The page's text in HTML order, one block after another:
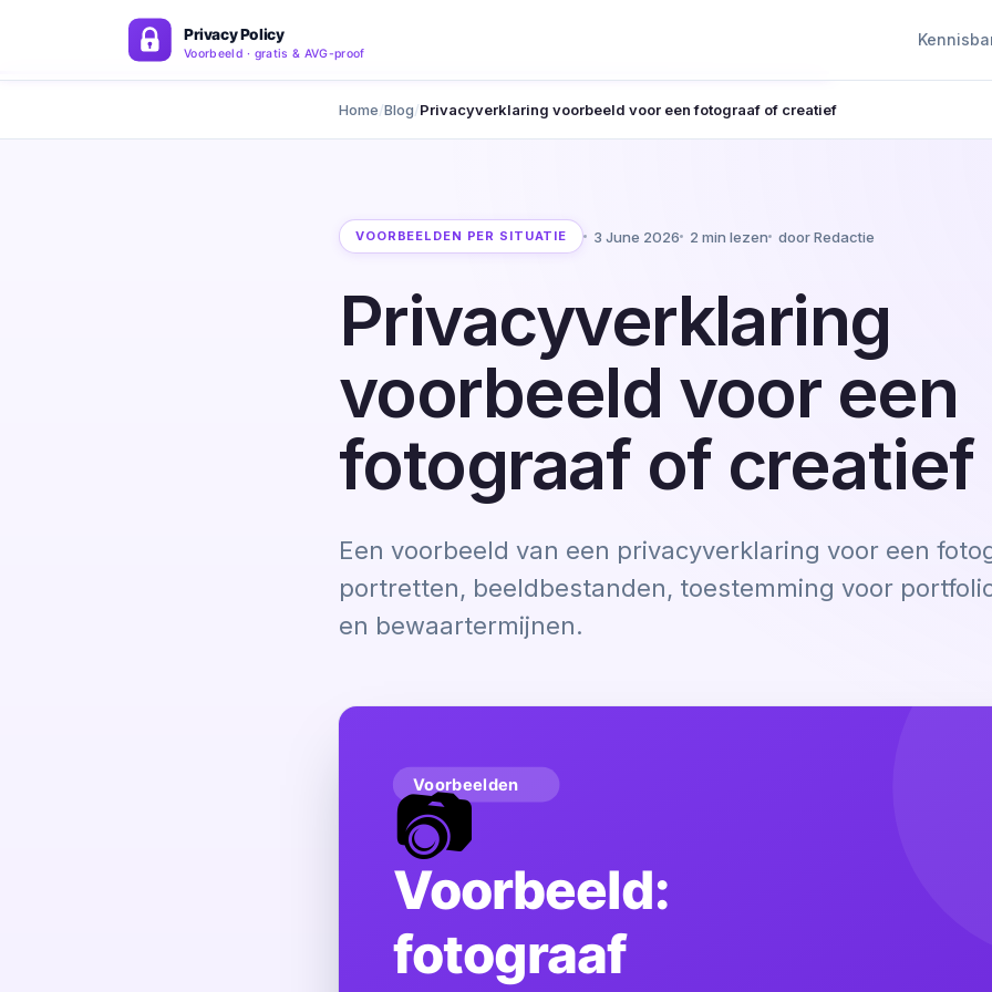
Home Blog Privacyverklaring voorbeeld voor een fotograaf of creatief
VOORBEELDEN PER SITUATIE 3 June 2026 2 min lezen door Redactie
Privacyverklaring
voorbeeld voor een
fotograaf of creatief
Een voorbeeld van een privacyverklaring voor een
portretten, beeldbestanden, toestemming voor
en bewaartermijnen.